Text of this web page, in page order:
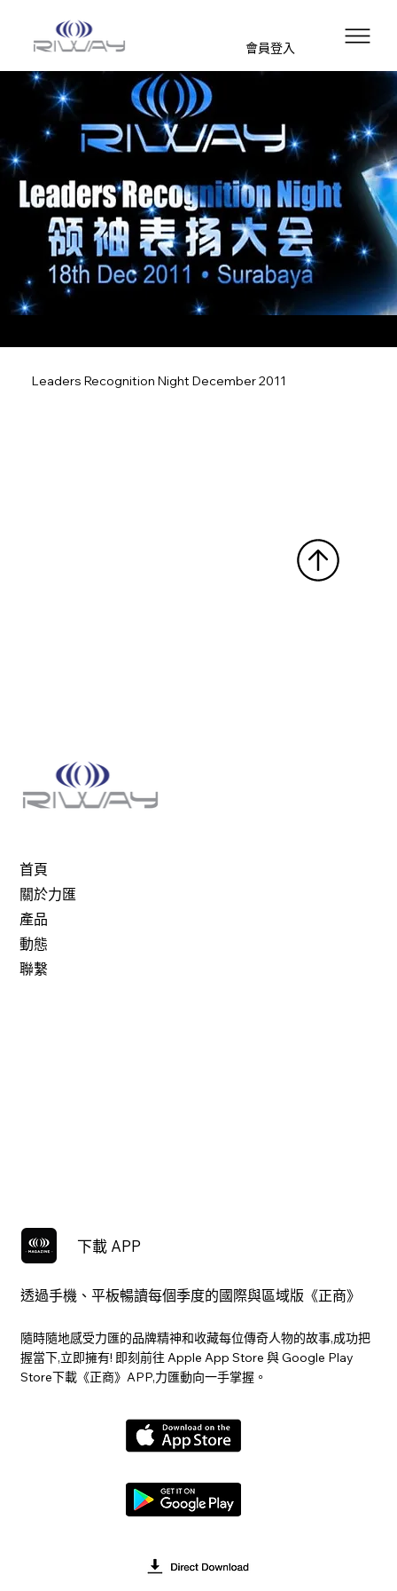
會員登入
Leaders Recognition Night December 2011
首頁
關於力匯
產品
動態
聯繫
下載 APP
透過手機、平板暢讀每個季度的國際與區域版《正商》
隨時隨地感受力匯的品牌精神和收藏每位傳奇人物的故事,成功把
握當下,立即擁有! 即刻前往 Apple App Store 與 Google Play
Store下載《正商》APP,力匯動向一手掌握。